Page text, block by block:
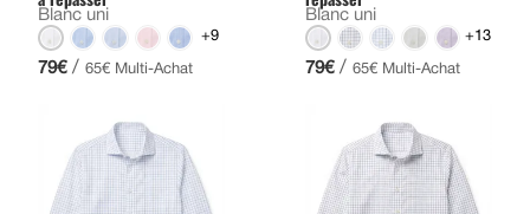
Blanc uni
+9
79€ / 65€ Multi-Achat
Blanc uni
+13
79€ / 65€ Multi-Achat